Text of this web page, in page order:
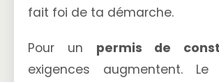
fait foi de ta démarche.
Pour un permis de
exigences augmentent. Le